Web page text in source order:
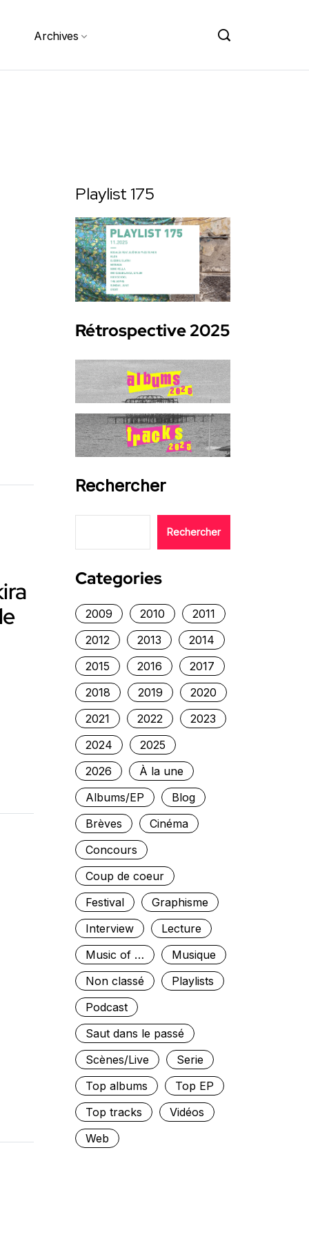
Archives
Playlist 175
Rétrospective 2025
Rechercher
Rechercher
Categories
2009 2010
2011
2012
2013
2014
2015
2016
2017
2018
2019
2020
2021
2022
2023
2024
2025
2026
À la une
Albums/EP
Blog
Brèves
Cinéma
Concours
Coup de coeur
Festival
Graphisme
Interview
Lecture
Music of …
Musique
Non classé
Playlists
Podcast
Saut dans le passé
Scènes/Live
Serie
Top albums
Top EP
Top tracks
Vidéos
Web